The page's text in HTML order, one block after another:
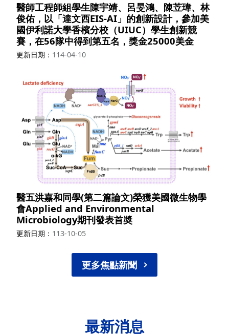
醫師工程師組學生陳宇靖、呂旻鴻、陳苙瑋、林
俊佑，以「達文西EIS-AI」的創新設計，參加美
國伊利諾大學香檳分校（UIUC）學生創新競
賽，在56隊中得到第五名，獎金25000美金
更新日期 114-04-10
醫五洪嘉和同學(第二篇論文)榮獲美國微生物學
會Applied and Environmental
Microbiology期刊發表首奬
更新日期 113-10-05
更多焦點新聞
最新消息